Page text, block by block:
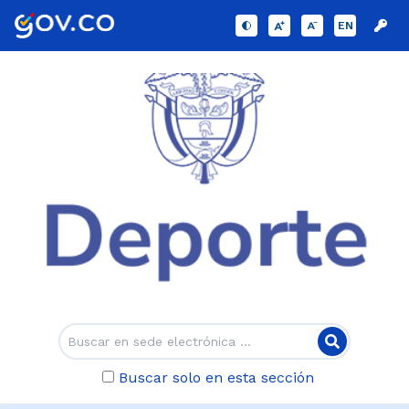
EN
Buscar solo en esta sección